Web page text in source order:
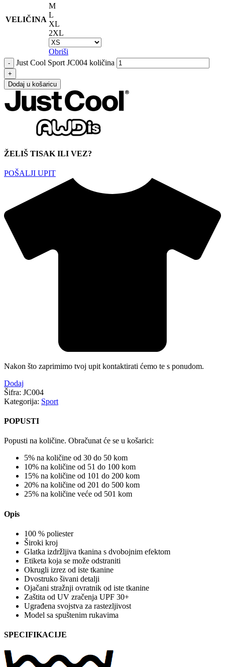
VELIČINA
M
L
XL
2XL
Obriši
Just Cool Sport JC004 količina
Dodaj u košaricu
ŽELIŠ TISAK ILI VEZ?
POŠALJI UPIT
Nakon što zaprimimo tvoj upit kontaktirati ćemo te s ponudom.
Dodaj
Šifra: JC004
Kategorija: Sport
POPUSTI
Popusti na količine. Obračunat će se u košarici:
5% na količine od 30 do 50 kom
10% na količine od 51 do 100 kom
15% na količine od 101 do 200 kom
20% na količine od 201 do 500 kom
25% na količine veće od 501 kom
Opis
100 % poliester
Široki kroj
Glatka izdržljiva tkanina s dvobojnim efektom
Etiketa koja se može odstraniti
Okrugli izrez od iste tkanine
Dvostruko šivani detalji
Ojačani stražnji ovratnik od iste tkanine
Zaštita od UV zračenja UPF 30+
Ugrađena svojstva za rastezljivost
Model sa spuštenim rukavima
SPECIFIKACIJE